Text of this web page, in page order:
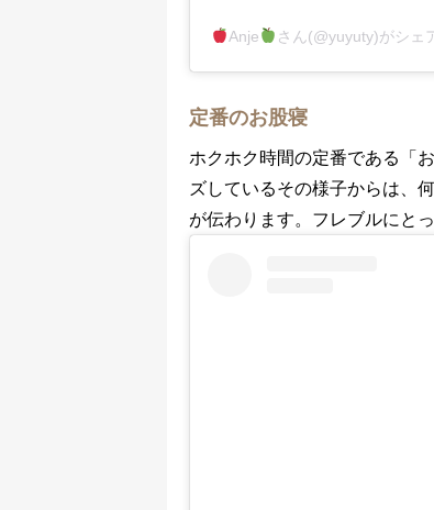
Anje さん(@yuyuty)がシェ
定番のお股寝
ホクホク時間の定番である「
ズしているその様子からは、
が伝わります。フレブルにと